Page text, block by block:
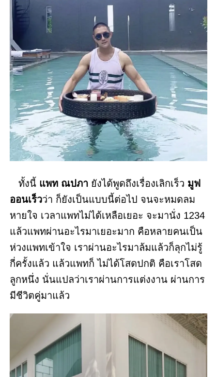
ทั้งนี้ แพท ณปภา ยังได้พูดถึงเรื่องเลิกเร็ว มูฟ
ออนเร็วว่า ก็ยังเป็นแบบนี้ต่อไป จนจะหมดลม
หายใจ เวลาแพทไม่ได้เหลือเยอะ จะมานั่ง 1234
แล้วแพทผ่านอะไรมาเยอะมาก คือหลายคนเป็น
ห่วงแพทเข้าใจ เราผ่านอะไรมาล้มแล้วก็ลุกไม่รู้
กี่ครั้งแล้ว แล้วแพทก็ ไม่ได้โสดปกติ คือเราโสด
ลูกหนึ่ง นั่นแปลว่าเราผ่านการแต่งงาน ผ่านการ
มีชีวิตคู่มาแล้ว